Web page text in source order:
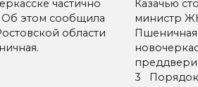
частично
Об этом сообщила
области
Казачью
министр
3 Порядок